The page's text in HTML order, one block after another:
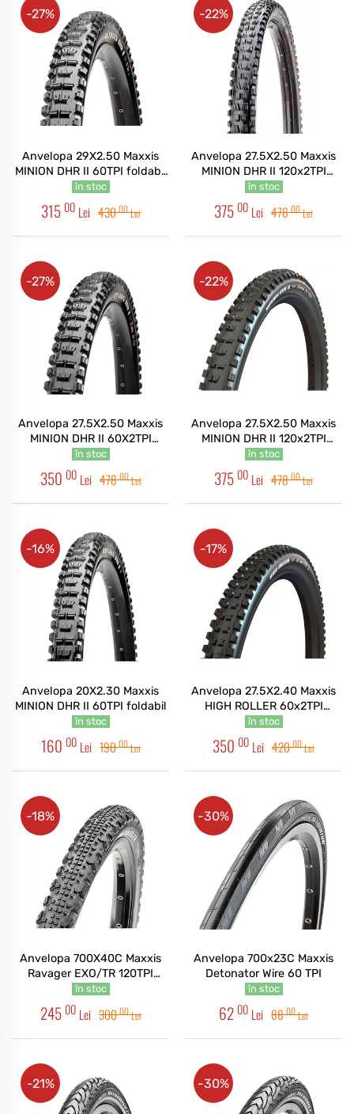
Anvelopa 29X2.50 Maxxis
MINION DHR II 60TPI foldabil
3CT/EXO+/TR
în stoc
315 00 Lei 43000Lei
-27%
Anvelopa 27.5X2.50 Maxxis
MINION DHR II 120x2TPI
foldabil 3CG/DD/TR
în stoc
375 00 Lei 47800Lei
-22%
Anvelopa 27.5X2.50 Maxxis
MINION DHR II 60X2TPI
foldabil 3CG/DH/TR
în stoc
350 00 Lei 47800Lei
-27%
Anvelopa 27.5X2.50 Maxxis
MINION DHR II 120x2TPI
foldabil 3CT/DD/TR
în stoc
375 00 Lei 47800Lei
-22%
Anvelopa 20X2.30 Maxxis
MINION DHR II 60TPI foldabil
în stoc
160 00 Lei 19000Lei
-16%
Anvelopa 27.5X2.40 Maxxis
HIGH ROLLER 60x2TPI
foldabil 3CG/DH/TR
în stoc
350 00 Lei 42000Lei
-17%
Anvelopa 700X40C Maxxis
Ravager EXO/TR 120TPI
foldabil Gravel
în stoc
245 00 Lei 30000Lei
-18%
Anvelopa 700x23C Maxxis
Detonator Wire 60 TPI
în stoc
62 00 Lei 8800Lei
-30%
-21% -30%